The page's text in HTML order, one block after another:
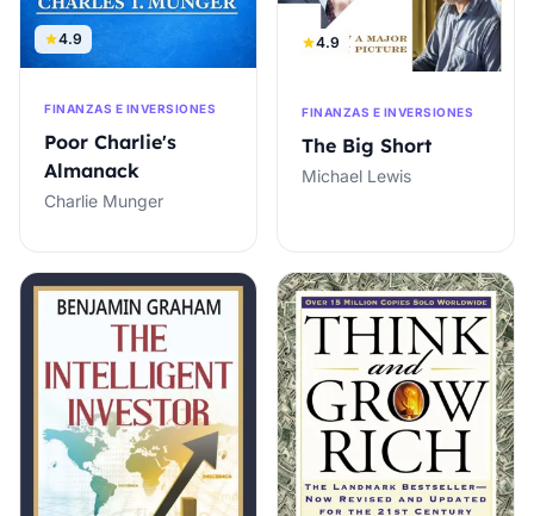
4.9
FINANZAS E INVERSIONES
Poor Charlie's
Almanack
Charlie Munger
4.9
FINANZAS E INVERSIONES
The Big Short
Michael Lewis